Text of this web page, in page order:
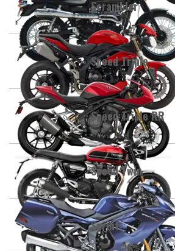
Scrambler
Speed Triple
Speed Triple RR
Speed Twin
Sprint